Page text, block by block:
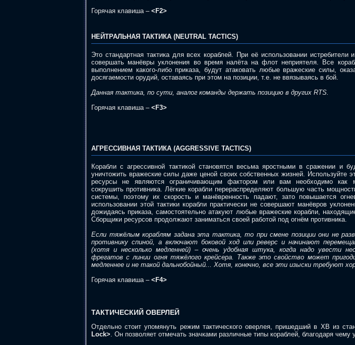
Горячая клавиша – <F2>
НЕЙТРАЛЬНАЯ ТАКТИКА (NEUTRAL TACTICS)
Это стандартная тактика для всех кораблей. При её использовании истребители
совершать манёвры уклонения во время налёта на флот неприятеля. Все
выполнением какого-либо приказа, будут атаковать любые вражеские силы,
досягаемости орудий, оставаясь при этом на позиции, т.е. не ввязываясь в бой.
Данная тактика, по сути, аналог команды держать позицию в других RTS.
Горячая клавиша – <F3>
АГРЕССИВНАЯ ТАКТИКА (AGGRESSIVE TACTICS)
Корабли с агрессивной тактикой становятся весьма яростными в сражении и
уничтожить вражеские силы даже ценой своих собственных жизней. Используйте
ресурсы не являются ограничивающим фактором или вам необходимо как
сокрушить противника. Лёгкие корабли перераспределяют большую часть
системы, поэтому их скорость и манёвренность падают, зато повышается
использовании этой тактики корабли практически не совершают манёвров
дожидаясь приказа, самостоятельно атакуют любые вражеские корабли,
Сборщики ресурсов продолжают заниматься своей работой под огнём противника.
Если тяжёлым кораблям задана эта тактика, то при смене позиции они не
противнику спиной, а включают боковой ход или реверс и начинают
(хотя и несколько медленней) – очень удобная штука, когда надо увести
фрегатов с линии огня тяжёлого крейсера. Также это свойство может
медленнее и не такой дальнобойный... Хотя, конечно, все эти изыски требуют
Горячая клавиша – <F4>
ТАКТИЧЕСКИЙ ОВЕРЛЕЙ
Отдельно стоит упомянуть режим тактического оверлея, пришедший в ХВ из
Lock>. Он позволяет отмечать значками различные типы кораблей, благодаря